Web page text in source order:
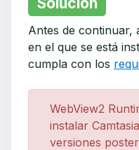
Antes de continuar,
en el que se está
cumpla con los
WebView2
instalar
versiones